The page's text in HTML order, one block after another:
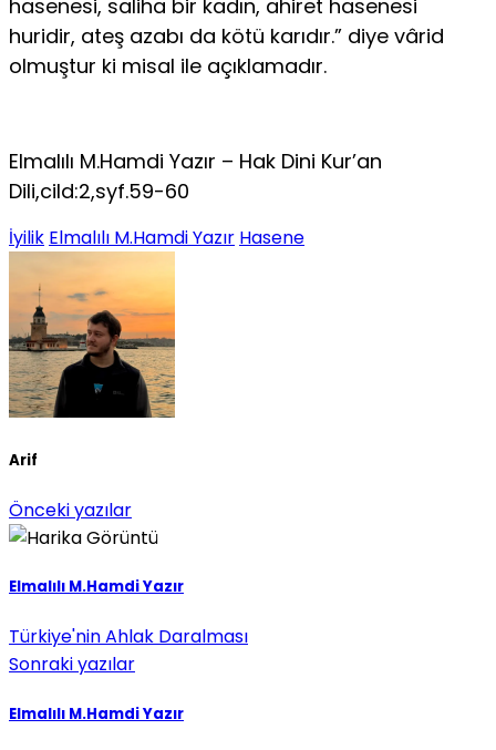
hasenesi, saliha bir kadın, ahiret hasenesi
huridir, ateş azabı da kötü karıdır.” diye vârid
olmuştur ki misal ile açıklamadır.
Elmalılı M.Hamdi Yazır – Hak Dini Kur’an
Dili,cild:2,syf.59-60
İyilik Elmalılı M.Hamdi Yazır Hasene
Arif
Önceki yazılar
Elmalılı M.Hamdi Yazır
Türkiye'nin Ahlak Daralması
Sonraki yazılar
Elmalılı M.Hamdi Yazır